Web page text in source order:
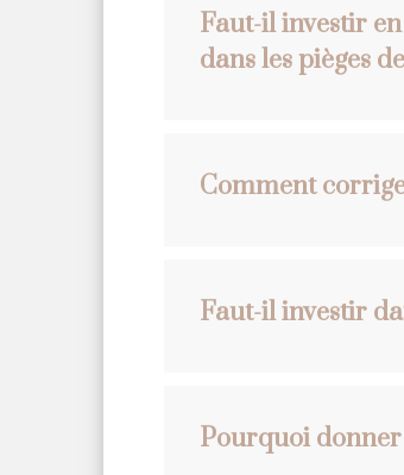
Faut-il investir
dans les pièges
Comment
Faut-il investir
Pourquoi donner